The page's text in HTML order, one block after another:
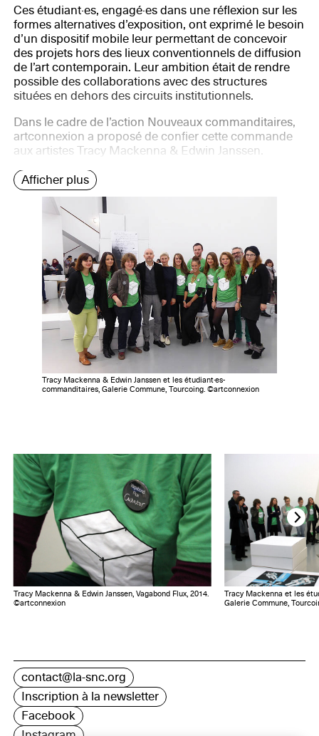
Ces étudiant·es, engagé·es dans une réflexion sur les
formes alternatives d’exposition, ont exprimé le besoin
d’un dispositif mobile leur permettant de concevoir
des projets hors des lieux conventionnels de diffusion
de l’art contemporain. Leur ambition était de rendre
possible des collaborations avec des structures
situées en dehors des circuits institutionnels.
Dans le cadre de l’action Nouveaux commanditaires,
artconnexion a proposé de confier cette commande
aux artistes Tracy Mackenna & Edwin Janssen.
Afficher plus
Tracy Mackenna & Edwin Janssen et les étudiant·es-
commanditaires, Galerie Commune, Tourcoing. ©artconnexion
Tracy Mackenna & Edwin Janssen, Vagabond Flux, 2014.
©artconnexion
Tracy Mackenna et les
Galerie Commune,
contact@la-snc.org
Inscription à la newsletter
Facebook